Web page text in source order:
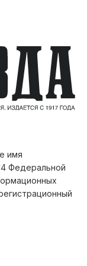
имя
Федеральной